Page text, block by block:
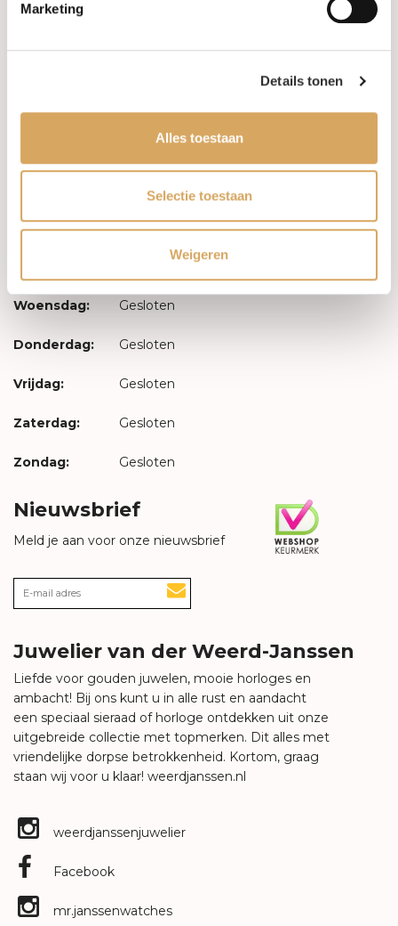
Marketing
Details tonen
Alles toestaan
Selectie toestaan
Weigeren
Maandag: Gesloten
Woensdag: Gesloten
Donderdag: Gesloten
Vrijdag: Gesloten
Zaterdag: Gesloten
Zondag: Gesloten
Nieuwsbrief
Meld je aan voor onze nieuwsbrief
Juwelier van der Weerd-Janssen
Liefde voor gouden juwelen, mooie horloges en
ambacht! Bij ons kunt u in alle rust en aandacht
een speciaal sieraad of horloge ontdekken uit onze
uitgebreide collectie met topmerken. Dit alles met
vriendelijke dorpse betrokkenheid. Kortom, graag
staan wij voor u klaar! weerdjanssen.nl
weerdjanssenjuwelier
Facebook
mr.janssenwatches